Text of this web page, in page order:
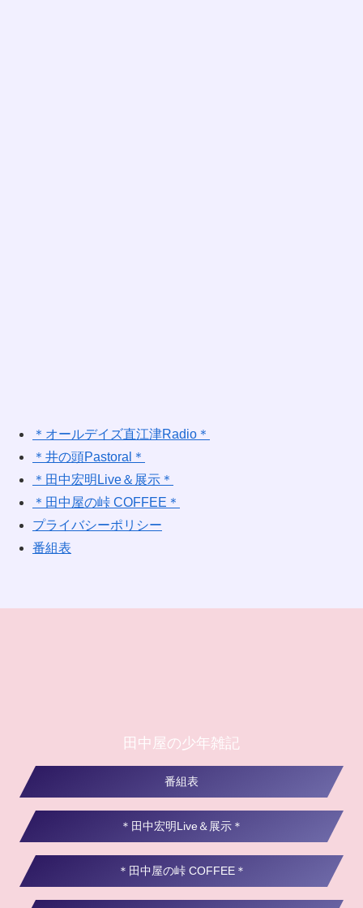
＊オールデイズ直江津Radio＊
＊井の頭Pastoral＊
＊田中宏明Live＆展示＊
＊田中屋の峠 COFFEE＊
プライバシーポリシー
番組表
田中屋の少年雑記
番組表
＊田中宏明Live＆展示＊
＊田中屋の峠 COFFEE＊